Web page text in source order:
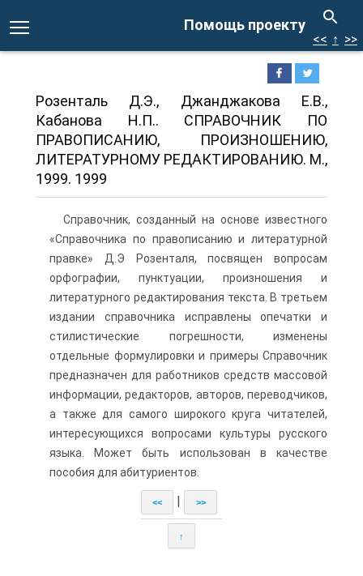
Помощь проекту
<< ↑ >>
Розенталь Д.Э., Джанджакова Е.В.,
Кабанова Н.П.. СПРАВОЧНИК ПО
ПРАВОПИСАНИЮ, ПРОИЗНОШЕНИЮ,
ЛИТЕРАТУРНОМУ РЕДАКТИРОВАНИЮ. М.,
1999. 1999
Справочник, созданный на основе известного
«Справочника по правописанию и литературной
правке» Д.Э Розенталя, посвящен вопросам
орфографии, пунктуации, произношения и
литературного редактирования текста. В третьем
издании справочника исправлены опечатки и
стилистические погрешности, изменены
отдельные формулировки и примеры Справочник
предназначен для работников средств массовой
информации, редакторов, авторов, переводчиков,
а также для самого широкого круга читателей,
интересующихся вопросами культуры русского
языка. Может быть использован в качестве
пособия для абитуриентов.
<< >>
↑